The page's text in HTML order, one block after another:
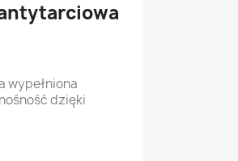
antytarciowa
wypełniona
dzięki